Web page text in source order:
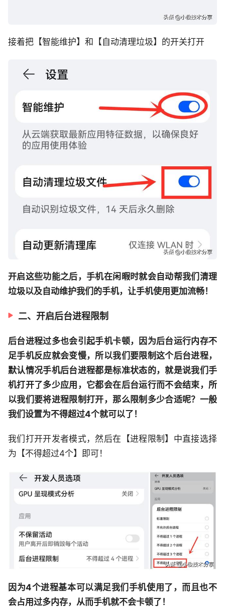
接着把【智能维护】和【自动清理垃圾】的开关打开
开启这些功能之后，手机在闲暇时就会自动帮我们清理
垃圾以及自动维护我们的手机，让手机使用更加流畅！
二、开启后台进程限制
后台进程过多也会引起手机卡顿，因为后台运行内存不
足手机反应就会变慢，所以我们要限制这个后台进程，
默认情况手机后台进程都是标准状态的，就是说我们手
机打开了多少应用，它都会在后台运行而不会结束，所
以我们要将进程限制打开，那么限制多少合适呢？一般
我们设置为不得超过4个就可以了！
我们打开开发者模式，然后在【进程限制】中直接选择
为【不得超过4个】即可！
因为4个进程基本可以满足我们手机使用了，而且也不
会占用过多内存，从而手机就不会卡顿了！